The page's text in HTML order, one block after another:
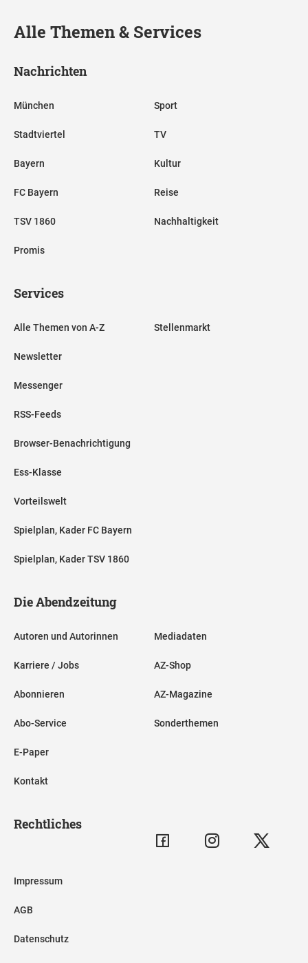
Alle Themen & Services
Nachrichten
München
Stadtviertel
Bayern
FC Bayern
TSV 1860
Promis
Sport
TV
Kultur
Reise
Nachhaltigkeit
Services
Alle Themen von A-Z
Newsletter
Messenger
RSS-Feeds
Browser-Benachrichtigung
Ess-Klasse
Vorteilswelt
Spielplan, Kader FC Bayern
Spielplan, Kader TSV 1860
Stellenmarkt
Die Abendzeitung
Autoren und Autorinnen
Karriere / Jobs
Abonnieren
Abo-Service
E-Paper
Kontakt
Mediadaten
AZ-Shop
AZ-Magazine
Sonderthemen
Rechtliches
Impressum
AGB
Datenschutz